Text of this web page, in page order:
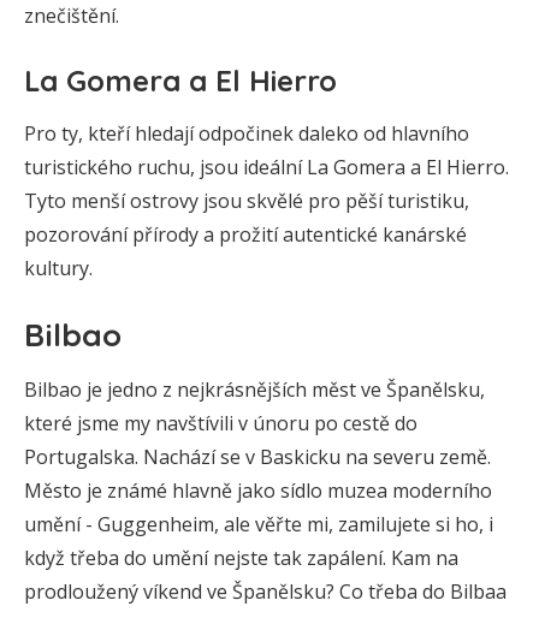
znečištění.
La Gomera a El Hierro
Pro ty, kteří hledají odpočinek daleko od hlavního
turistického ruchu, jsou ideální La Gomera a El Hierro.
Tyto menší ostrovy jsou skvělé pro pěší turistiku,
pozorování přírody a prožití autentické kanárské
kultury.
Bilbao
Bilbao je jedno z nejkrásnějších měst ve Španělsku,
které jsme my navštívili v únoru po cestě do
Portugalska. Nachází se v Baskicku na severu země.
Město je známé hlavně jako sídlo muzea moderního
umění - Guggenheim, ale věřte mi, zamilujete si ho, i
když třeba do umění nejste tak zapálení. Kam na
prodloužený víkend ve Španělsku? Co třeba do Bilbaa